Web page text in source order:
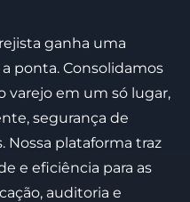
ganha uma
ponta. Consolidamos
varejo em um só lugar,
segurança de
Nossa plataforma traz
e eficiência para as
auditoria e